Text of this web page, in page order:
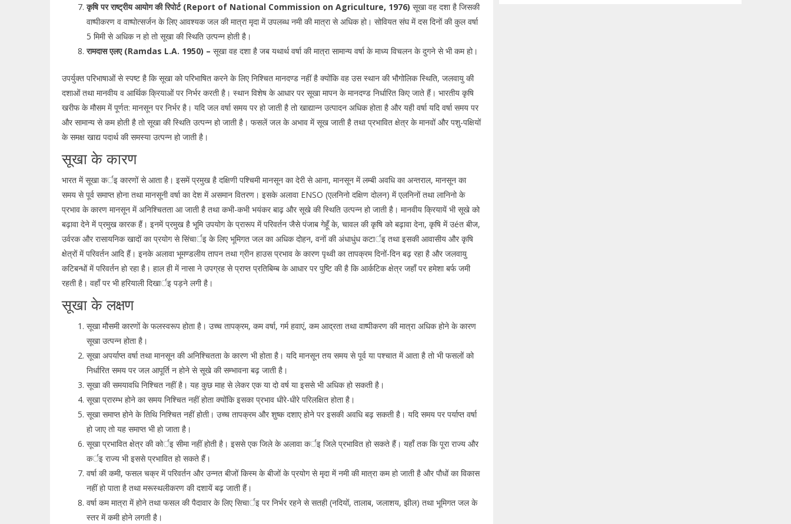
कृषि पर राष्ट्रीय आयोग की रिपोर्ट (Report of National Commission on Agriculture, 1976) सूखा वह दशा है जिसकी
वाष्पीकरण व वाष्पोत्सर्जन के लिए आवश्यक जल की मात्रा मृदा में उपलब्ध नमी की मात्रा से अधिक हो। सोवियत संघ में दस दिनों की कुल वर्षा
5 मिमी से अधिक न हो तो सूखा की स्थिति उत्पन्न होती है।
रामदास एलए (Ramdas L.A. 1950) – सूखा वह दशा है जब यथार्थ वर्षा की मात्रा सामान्य वर्षा के माध्य विचलन के दुगने से भी कम हो।
उपर्युक्त परिभाषाओं से स्पष्ट है कि सूखा को परिभाषित करने के लिए निश्चित मानदण्ड नहीं है क्योंकि वह उस स्थान की भौगोलिक स्थिति, जलवायु की
दशाओं तथा मानवीय व आर्थिक क्रियाओं पर निर्भर करती है। स्थान विशेष के आधार पर सूखा मापन के मानदण्ड निर्धारित किए जाते हैं। भारतीय कृषि
खरीफ के मौसम में पूर्णत: मानसून पर निर्भर है। यदि जल वर्षा समय पर हो जाती है तो खाद्यान्न उत्पादन अधिक होता है और यही वर्षा यदि वर्षा समय पर
और सामान्य से कम होती है तो सूखा की स्थिति उत्पन्न हो जाती है। फसलें जल के अभाव में सूख जाती है तथा प्रभावित क्षेत्र के मानवों और पशु-पक्षियों
के समक्ष खाद्य पदार्थ की समस्या उत्पन्न हो जाती है।
सूखा के कारण
भारत में सूखा कर्इ कारणों से आता है। इसमें प्रमुख है दक्षिणी पश्चिमी मानसून का देरी से आना, मानसून में लम्बी अवधि का अन्तराल, मानसून का
समय से पूर्व समाप्त होना तथा मानसूनी वर्षा का देश में असमान वितरण। इसके अलावा ENSO (एलनिनो दक्षिण दोलन) में एलनिनों तथा लानिनो के
प्रभाव के कारण मानसून में अनिश्चितता आ जाती है तथा कभी-कभी भयंकर बाढ़ और सूखे की स्थिति उत्पन्न हो जाती है। मानवीय क्रियायें भी सूखे को
बढ़ावा देने में प्रमुख कारक हैं। इनमें प्रमुख है भूमि उपयोग के प्रारूप में परिवर्तन जैसे पंजाब गेहूँ के, चावल की कृषि को बढ़ावा देना, कृषि में उéत बीज,
उर्वरक और रासायनिक खादों का प्रयोग से सिंचार्इ के लिए भूमिगत जल का अधिक दोहन, वनों की अंधाधुंध कटार्इ तथा इसकी आवासीय और कृषि
क्षेत्रों में परिवर्तन आदि हैं। इनके अलावा भूमण्डलीय तापन तथा ग्रीन हाउस प्रभाव के कारण पृथ्वी का तापक्रम दिनों-दिन बढ़ रहा है और जलवायु
कटिबन्धों में परिवर्तन हो रहा है। हाल ही में नासा ने उपग्रह से प्राप्त प्रतिबिम्ब के आधार पर पुष्टि की है कि आर्कटिक क्षेत्र जहाँ पर हमेशा बर्फ जमी
रहती है। वहाँ पर भी हरियाली दिखार्इ पड़ने लगी है।
सूखा के लक्षण
सूखा मौसमी कारणों के फलस्वरूप होता है। उच्च तापक्रम, कम वर्षा, गर्म हवाएं, कम आद्रता तथा वाष्पीकरण की मात्रा अधिक होने के कारण
सूखा उत्पन्न होता है।
सूखा अपर्याप्त वर्षा तथा मानसून की अनिश्चितता के कारण भी होता है। यदि मानसून तय समय से पूर्व या पश्चात में आता है तो भी फसलों को
निर्धारित समय पर जल आपूर्ति न होने से सूखे की सम्भावना बढ़ जाती है।
सूखा की समयावधि निश्चित नहीं है। यह कुछ माह से लेकर एक या दो वर्ष या इससे भी अधिक हो सकती है।
सूखा प्रारम्भ होने का समय निश्चित नहीं होता क्योंकि इसका प्रभाव धीरे-धीरे परिलक्षित होता है।
सूखा समाप्त होने के तिथि निश्चित नहीं होती। उच्च तापक्रम और शुष्क दशाए होने पर इसकी अवधि बढ़ सकती है। यदि समय पर पर्याप्त वर्षा
हो जाए तो यह समाप्त भी हो जाता है।
सूखा प्रभावित क्षेत्र की कोर्इ सीमा नहीं होती है। इससे एक जिले के अलावा कर्इ जिले प्रभावित हो सकते हैं। यहाँ तक कि पूरा राज्य और
कर्इ राज्य भी इससे प्रभावित हो सकते हैं।
वर्षा की कमी, फसल चक्र में परिवर्तन और उन्नत बीजों किस्म के बीजों के प्रयोग से मृदा में नमी की मात्रा कम हो जाती है और पौधों का विकास
नहीं हो पाता है तथा मरूस्थलीकरण की दशायें बढ़ जाती हैं।
वर्षा कम मात्रा में होने तथा फसल की पैदावार के लिए सिचार्इ पर निर्भर रहने से सतही (नदियों, तालाब, जलाशय, झील) तथा भूमिगत जल के
स्तर में कमी होने लगती है।